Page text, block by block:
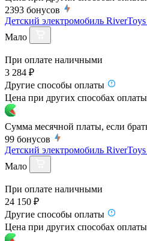
2393 бонусов
Детский электромобиль
Мало
При оплате наличными
3 284 ₽
Другие способы оплаты
Цена при других способах оплаты
Сумма месячной платы, если
99 бонусов
Детский электромобиль
Мало
При оплате наличными
24 150 ₽
Другие способы оплаты
Цена при других способах оплаты